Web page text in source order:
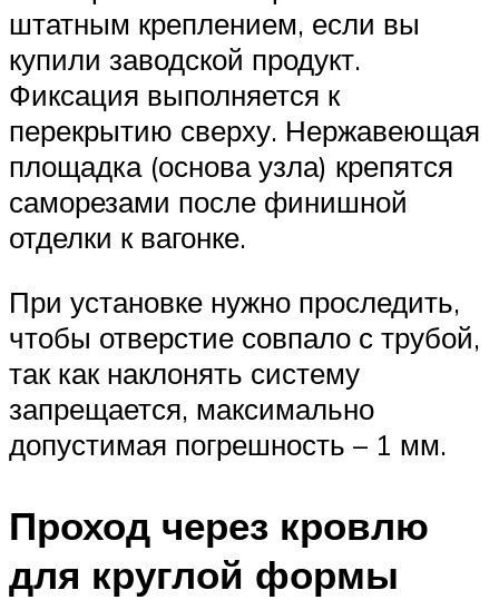
штатным креплением, если вы
купили заводской продукт.
Фиксация выполняется к
перекрытию сверху. Нержавеющая
площадка (основа узла) крепятся
саморезами после финишной
отделки к вагонке.
При установке нужно проследить,
чтобы отверстие совпало с трубой,
так как наклонять систему
запрещается, максимально
допустимая погрешность – 1 мм.
Проход через кровлю
для круглой формы